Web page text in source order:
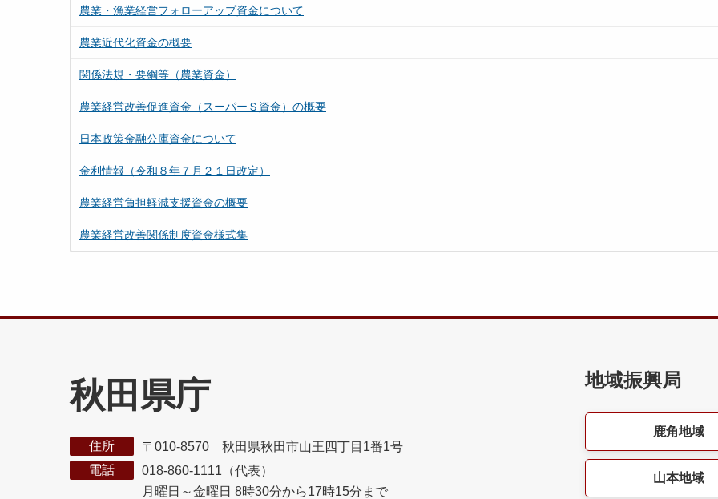
農業・漁業経営フォローアップ資金について
農業近代化資金の概要
関係法規・要綱等（農業資金）
農業経営改善促進資金（スーパーＳ資金）の概要
日本政策金融公庫資金について
金利情報（令和８年７月２１日改定）
農業経営負担軽減支援資金の概要
農業経営改善関係制度資金様式集
秋田県庁
住所
〒010-8570 秋田県秋田市山王四丁目1番1号
電話
018-860-1111（代表）
月曜日～金曜日 8時30分から17時15分まで
地域振興局
鹿角地域
山本地域